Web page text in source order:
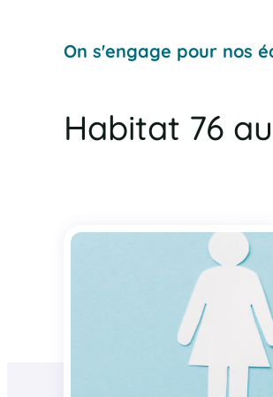
Habitat 76
On s'engage pour nos